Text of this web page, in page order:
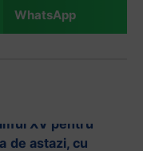
WhatsApp